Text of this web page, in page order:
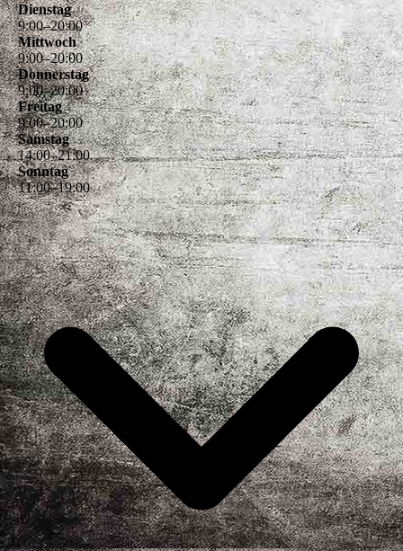
Dienstag
9:00–20:00
Mittwoch
9:00–20:00
Donnerstag
9:00–20:00
Freitag
9:00–20:00
Samstag
14:00–21:00
Sonntag
11:00–19:00